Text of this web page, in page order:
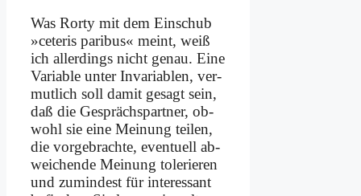
Was Ror­ty mit dem Ein­schub
»ce­te­ris pa­ri­bus« meint, weiß
ich al­ler­dings nicht ge­nau. Ei­ne
Va­ria­ble un­ter In­va­ria­blen, ver­
mut­lich soll da­mit ge­sagt sein,
daß die Ge­sprächs­part­ner, ob­
wohl sie ei­ne Mei­nung tei­len,
die vor­ge­brach­te, even­tu­ell ab­
wei­chen­de Mei­nung to­le­rie­ren
und zu­min­dest für in­ter­es­sant